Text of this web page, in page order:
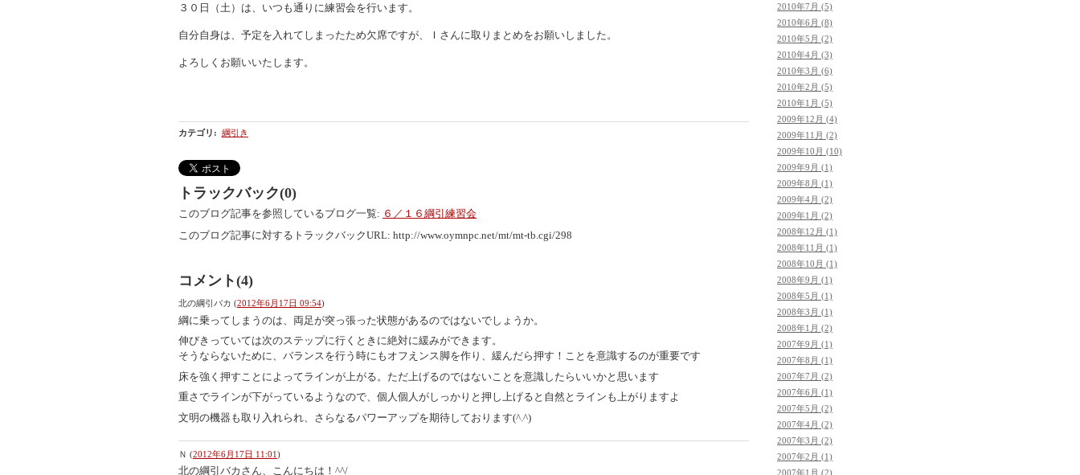
３０日（土）は、いつも通りに練習会を行います。
自分自身は、予定を入れてしまったため欠席ですが、Ｉさんに取りまとめをお願いしました。
よろしくお願いいたします。
カテゴリ : 綱引き
トラックバック(0)
このブログ記事を参照しているブログ一覧: ６／１６綱引練習会
このブログ記事に対するトラックバックURL: http://www.oymnpc.net/mt/mt-tb.cgi/298
コメント(4)
北の綱引バカ (2012年6月17日 09:54)
綱に乗ってしまうのは、両足が突っ張った状態があるのではないでしょうか。
伸びきっていては次のステップに行くときに絶対に緩みができます。
そうならないために、バランスを行う時にもオフえンス脚を作り、緩んだら押す！ことを意識するのが重要です
床を強く押すことによってラインが上がる。ただ上げるのではないことを意識したらいいかと思います
重さでラインが下がっているようなので、個人個人がしっかりと押し上げると自然とラインも上がりますよ
文明の機器も取り入れられ、さらなるパワーアップを期待しております(^.^)
Ｎ (2012年6月17日 11:01)
北の綱引バカさん、こんにちは！^^/
2010年7月 (5)
2010年6月 (8)
2010年5月 (2)
2010年4月 (3)
2010年3月 (6)
2010年2月 (5)
2010年1月 (5)
2009年12月 (4)
2009年11月 (2)
2009年10月 (10)
2009年9月 (1)
2009年8月 (1)
2009年4月 (2)
2009年1月 (2)
2008年12月 (1)
2008年11月 (1)
2008年10月 (1)
2008年9月 (1)
2008年5月 (1)
2008年3月 (1)
2008年1月 (2)
2007年9月 (1)
2007年8月 (1)
2007年7月 (2)
2007年6月 (1)
2007年5月 (2)
2007年4月 (2)
2007年3月 (2)
2007年2月 (1)
2007年1月 (2)